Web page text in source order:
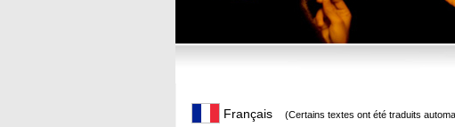
Français (Certains textes ont été traduits